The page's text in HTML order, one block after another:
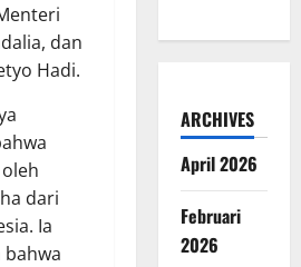
dan
Hadi.
dari
Ia
bahwa
ARCHIVES
April 2026
Februari
2026